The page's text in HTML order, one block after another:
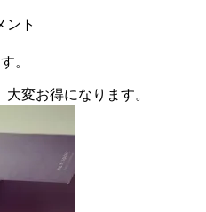
ント
。
変お得になります。